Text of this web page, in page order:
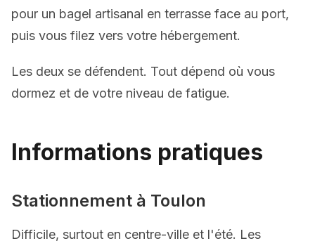
pour un bagel artisanal en terrasse face au port,
puis vous filez vers votre hébergement.
Les deux se défendent. Tout dépend où vous
dormez et de votre niveau de fatigue.
Informations pratiques
Stationnement à Toulon
Difficile, surtout en centre-ville et l'été. Les